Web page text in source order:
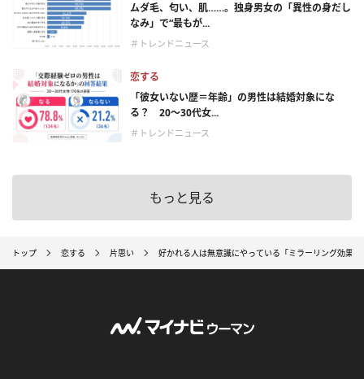
ムダ毛、匂い、肌……。独身男女の「異性の身だし
なみ」で“最もが...
＃トレンドニュース
恋する
「彼女いない歴＝年齢」の男性は結婚対象にな
る？ 20〜30代女...
＃トレンドニュース
もっと見る
トップ 恋する 片思い 好かれる人は無意識にやっている「ミラーリング効果」